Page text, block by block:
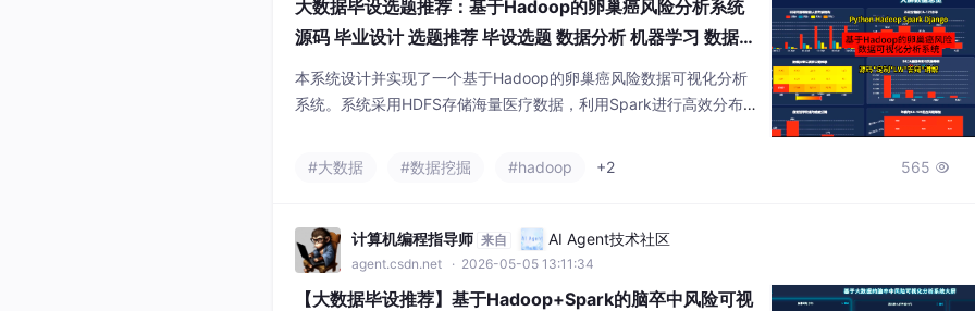
大数据毕设选题推荐：基于Hadoop的卵巢癌风险分析系统
源码 毕业设计 选题推荐 毕设选题 数据分析 机器学习 数据挖
掘
本系统设计并实现了一个基于Hadoop的卵巢癌风险数据可视化分析
系统。系统采用HDFS存储海量医疗数据，利用Spark进行高效分布式
后端使用Python与Django框架提供数据服务，前端通过Vue与Echart
s实现交互式数据可视化，将复杂的分析结果以图表形式直观呈现，
#大数据 #数据挖掘 #hadoop +2 565 
计算机编程指导师 来自 AI Agent技术社区
agent.csdn.net · 2026-05-05 13:11:34
【大数据毕设推荐】基于Hadoop+Spark的脑卒中风险可视